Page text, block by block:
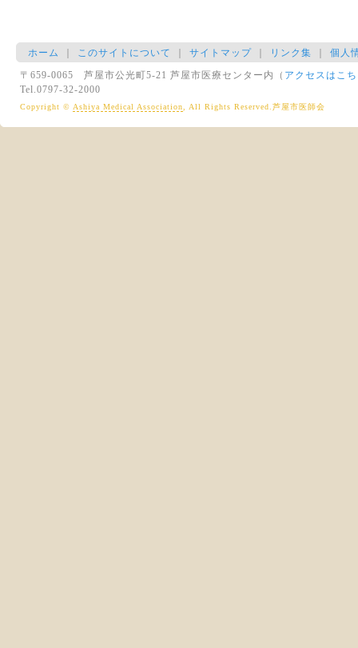
ホーム このサイトについて サイトマップ リンク集
個人
〒659-0065 芦屋市公光町5-21 芦屋市医療センター内（ アクセスはこ
Tel.0797-32-2000
Copyright © Ashiya Medical Association , All Rights Reserved.芦屋市医師会